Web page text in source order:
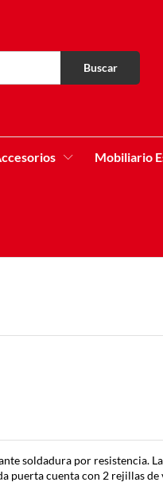
Buscar
Mobiliario
soldadura por resistencia.
puerta cuenta con 2 rejillas